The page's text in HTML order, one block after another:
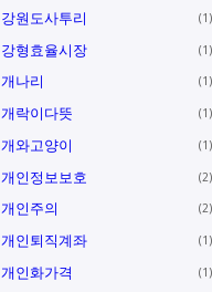
강원도사투리 1
강형효율시장 1
개나리 1
개락이다뜻 1
개와고양이 1
개인정보보호 2
개인주의 2
개인퇴직계좌 1
개인화가격 1